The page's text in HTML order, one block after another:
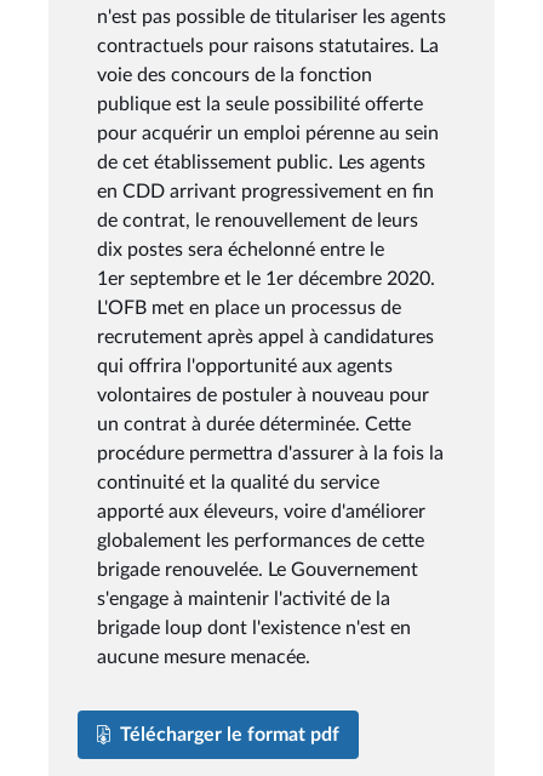
n'est pas possible de titulariser les agents
contractuels pour raisons statutaires. La
voie des concours de la fonction
publique est la seule possibilité offerte
pour acquérir un emploi pérenne au sein
de cet établissement public. Les agents
en CDD arrivant progressivement en fin
de contrat, le renouvellement de leurs
dix postes sera échelonné entre le
1er septembre et le 1er décembre 2020.
L'OFB met en place un processus de
recrutement après appel à candidatures
qui offrira l'opportunité aux agents
volontaires de postuler à nouveau pour
un contrat à durée déterminée. Cette
procédure permettra d'assurer à la fois la
continuité et la qualité du service
apporté aux éleveurs, voire d'améliorer
globalement les performances de cette
brigade renouvelée. Le Gouvernement
s'engage à maintenir l'activité de la
brigade loup dont l'existence n'est en
aucune mesure menacée.
Télécharger le format pdf